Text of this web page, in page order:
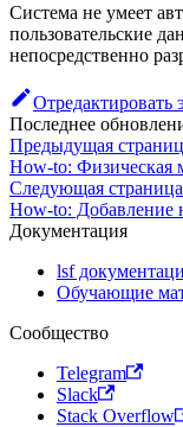
Система не умеет
пользовательские
непосредственно
Отредактировать
Последнее
Предыдущая
How-to: Физическая
Следующая страница
How-to: Добавление
Документация
lsf
Обучающие
Сообщество
Telegram
Slack
Stack Overflow